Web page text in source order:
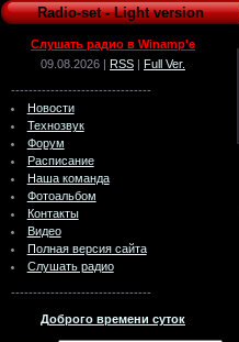
Radio-set-Light version
Слушать радио в Winamp'e
09.08.2026 | RSS | Full Ver.
--------------------------------
Новости
Технозвук
Форум
Расписание
Наша команда
Фотоальбом
Контакты
Видео
Полная версия сайта
Слушать радио
--------------------------------
Доброго времени суток